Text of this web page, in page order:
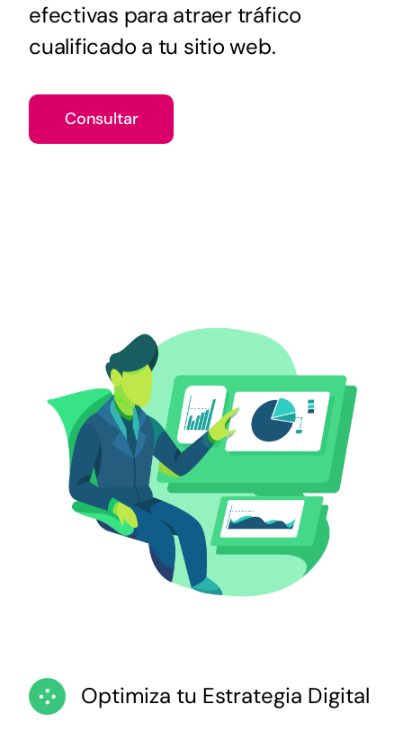
efectivas para atraer tráfico
cualificado a tu sitio web.
Consultar
Optimiza tu Estrategia Digital